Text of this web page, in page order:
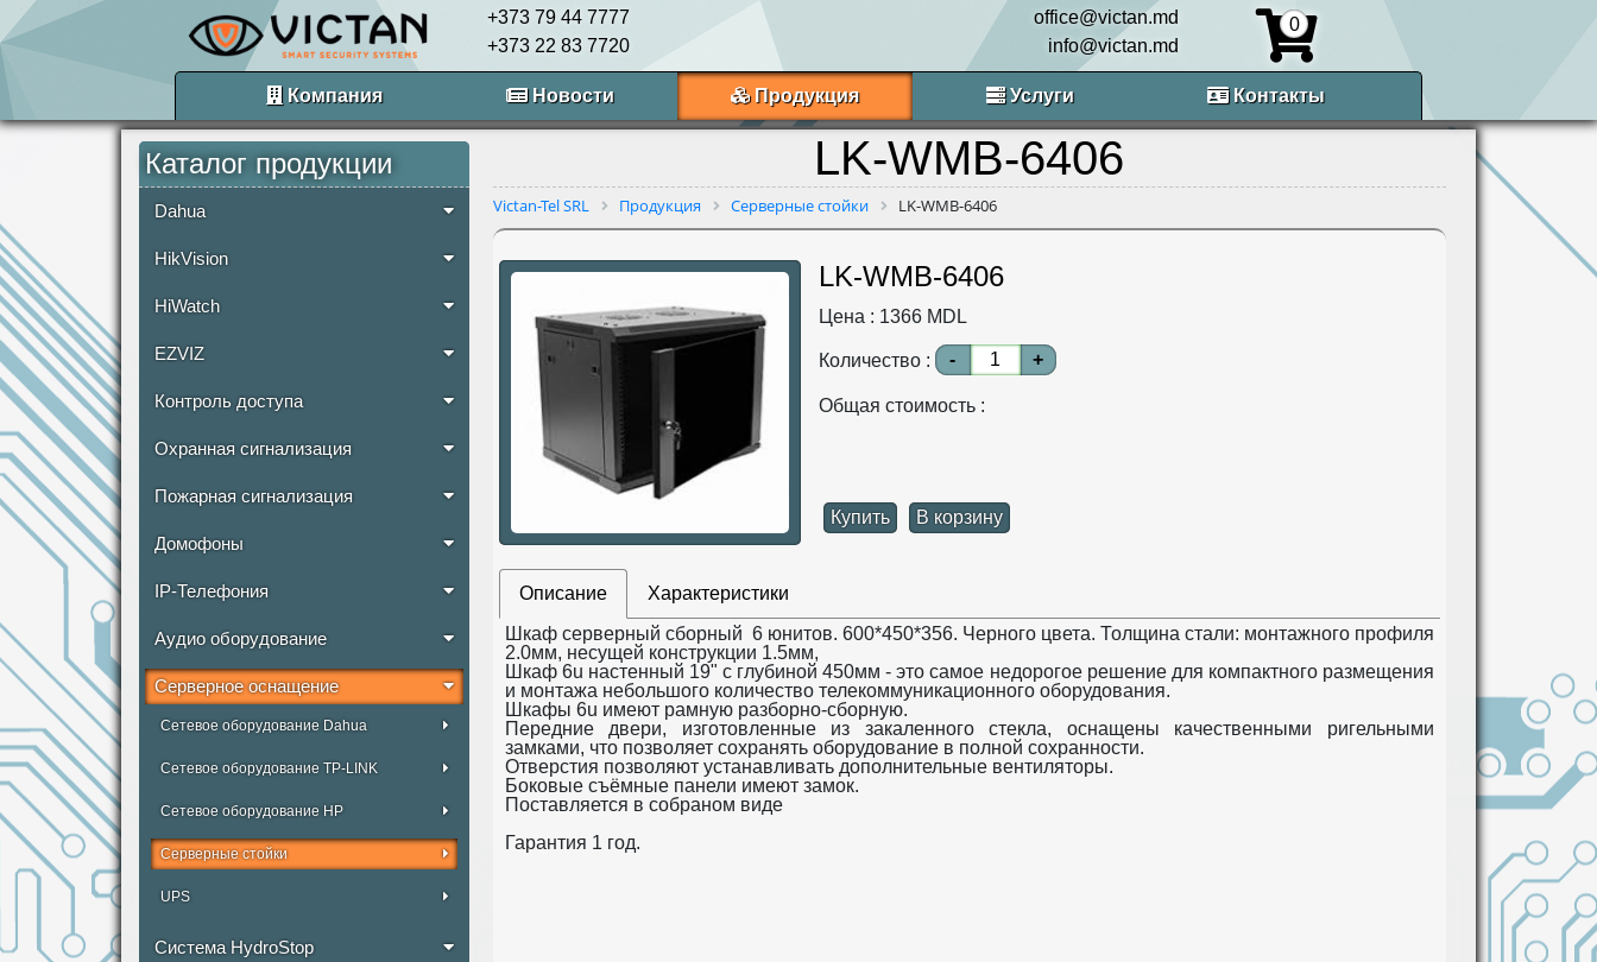
+373 79 44 7777
+373 22 83 7720
office@victan.md
info@victan.md
0
Компания Новости Продукция Услуги Контакты
Каталог продукции
Dahua
HikVision
HiWatch
EZVIZ
Контроль доступа
Охранная сигнализация
Пожарная сигнализация
Домофоны
IP-Телефония
Аудио оборудование
Серверное оснащение
Сетевое оборудование Dahua
Сетевое оборудование TP-LINK
Сетевое оборудование HP
Серверные стойки
UPS
Система HydroStop
LK-WMB-6406
Victan-Tel SRL Продукция Серверные стойки LK-WMB-6406
LK-WMB-6406
Цена : 1366MDL
Количество : - +
Общая стоимость :
Купить В корзину
Описание
Характеристики
Шкаф серверный сборный 6 юнитов. 600*450*356. Черного цвета. Толщина стали: монтажного профиля
2.0мм, несущей конструкции 1.5мм,
Шкаф 6u настенный 19" с глубиной 450мм - это самое недорогое решение для компактного размещения
и монтажа небольшого количество телекоммуникационного оборудования.
Шкафы 6u имеют рамную разборно-сборную.
Передние двери, изготовленные из закаленного стекла, оснащены качественными ригельными
замками, что позволяет сохранять оборудование в полной сохранности.
Отверстия позволяют устанавливать дополнительные вентиляторы.
Боковые съёмные панели имеют замок.
Поставляется в собраном виде
Гарантия 1 год.